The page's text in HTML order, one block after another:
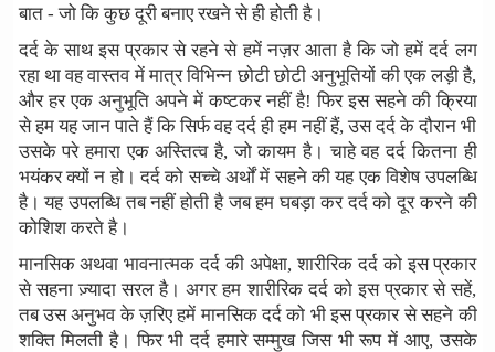
बात - जो कि कुछ दूरी बनाए रखने से ही होती है।
दर्द के साथ इस प्रकार से रहने से हमें नज़र आता है कि जो हमें दर्द लग
रहा था वह वास्तव में मात्र विभिन्न छोटी छोटी अनुभूतियों की एक लड़ी है,
और हर एक अनुभूति अपने में कष्टकर नहीं है! फिर इस सहने की क्रिया
से हम यह जान पाते हैं कि सिर्फ वह दर्द ही हम नहीं हैं, उस दर्द के दौरान भी
उसके परे हमारा एक अस्तित्व है, जो कायम है। चाहे वह दर्द कितना ही
भयंकर क्यों न हो। दर्द को सच्चे अर्थों में सहने की यह एक विशेष उपलब्धि
है। यह उपलब्धि तब नहीं होती है जब हम घबड़ा कर दर्द को दूर करने की
कोशिश करते है।
मानसिक अथवा भावनात्मक दर्द की अपेक्षा, शारीरिक दर्द को इस प्रकार
से सहना ज़्यादा सरल है। अगर हम शारीरिक दर्द को इस प्रकार से सहें,
तब उस अनुभव के ज़रिए हमें मानसिक दर्द को भी इस प्रकार से सहने की
शक्ति मिलती है। फिर भी दर्द हमारे सम्मुख जिस भी रूप में आए, उसके